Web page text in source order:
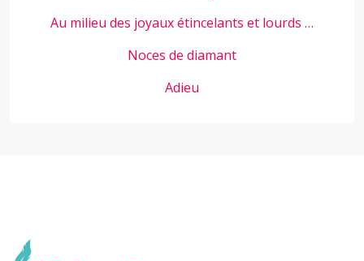
Au milieu des joyaux étincelants et lourds …
Noces de diamant
Adieu